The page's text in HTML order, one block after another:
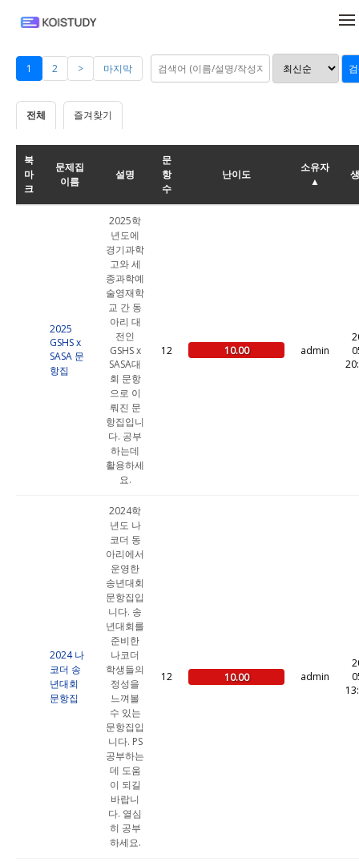
1 2 > 마지막
전체 즐겨찾기
북
마
크
문제집
이름
설명
문
항
수
난이도
소유자
▲
2025
GSHS x
SASA 문
항집
2025학
년도에
경기과학
고와 세
종과학예
술영재학
교 간 동
아리 대
전인
GSHS x
SASA대
회 문항
으로 이
뤄진 문
항집입니
다. 공부
하는데
활용하세
요.
12 10.00 admin
2024 나
코더 송
년대회
문항집
2024학
년도 나
코더 동
아리에서
운영한
송년대회
문항집입
니다. 송
년대회를
준비한
나코더
학생들의
정성을
느껴볼
수 있는
문항집입
니다. PS
공부하는
데 도움
이 되길
바랍니
다. 열심
히 공부
하세요.
12 10.00 admin